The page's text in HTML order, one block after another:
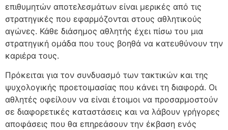
επιθυμητών αποτελεσμάτων είναι μερικές από τις
στρατηγικές που εφαρμόζονται στους αθλητικούς
αγώνες. Κάθε διάσημος αθλητής έχει πίσω του μια
στρατηγική ομάδα που τους βοηθά να κατευθύνουν την
καριέρα τους.
Πρόκειται για τον συνδυασμό των τακτικών και της
ψυχολογικής προετοιμασίας που κάνει τη διαφορά. Οι
αθλητές οφείλουν να είναι έτοιμοι να προσαρμοστούν
σε διαφορετικές καταστάσεις και να λάβουν γρήγορες
αποφάσεις που θα επηρεάσουν την έκβαση ενός